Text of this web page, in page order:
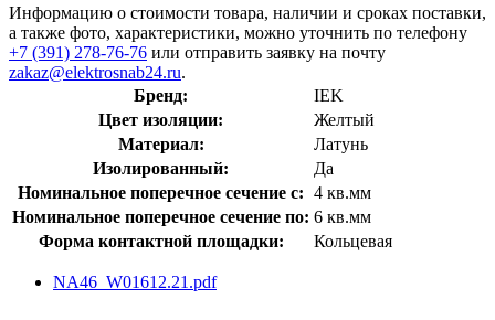
Информацию о стоимости товара, наличии и сроках поставки,
а также фото, характеристики, можно уточнить по телефону
+7 (391) 278-76-76 или отправить заявку на почту
zakaz@elektrosnab24.ru.
Бренд:
IEK
Цвет изоляции:
Желтый
Материал:
Латунь
Изолированный:
Да
Номинальное поперечное сечение с: 4 кв.мм
Номинальное поперечное сечение по: 6 кв.мм
Форма контактной площадки:
Кольцевая
NA46_W01612.21.pdf